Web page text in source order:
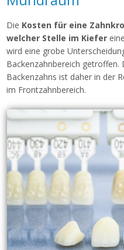
Die Kosten für eine
welcher Stelle im Kiefer
wird eine grobe
Backenzahnbereich getroffen.
Backenzahns ist daher in der
im Frontzahnbereich.